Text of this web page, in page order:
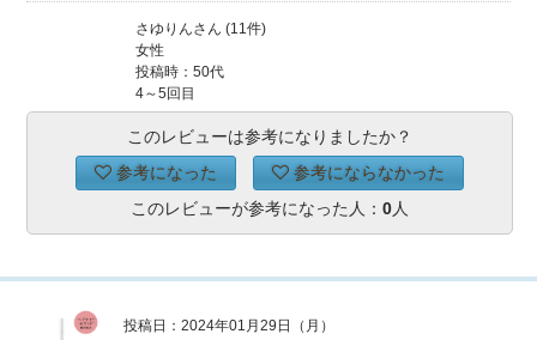
さゆりんさん (11件)
女性
投稿時：50代
4～5回目
このレビューは参考になりましたか？
参考になった
参考にならなかった
このレビューが参考になった人： 0人
投稿日：2024年01月29日（月）